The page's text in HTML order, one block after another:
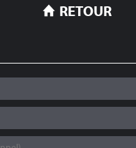
RETOUR